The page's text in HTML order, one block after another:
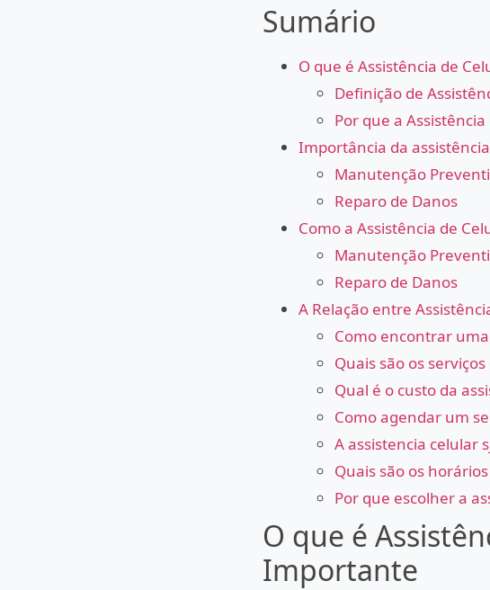
Sumário
O que é Assistência de
Definição de
Por que a
Importância da
Manutenção
Reparo de Danos
Como a Assistência de
Manutenção
Reparo de Danos
A Relação entre
Como encontrar
Quais são os
Qual é o custo da
Como agendar um
A assistencia celular
Quais são os
Por que escolher a
O que é
Importante